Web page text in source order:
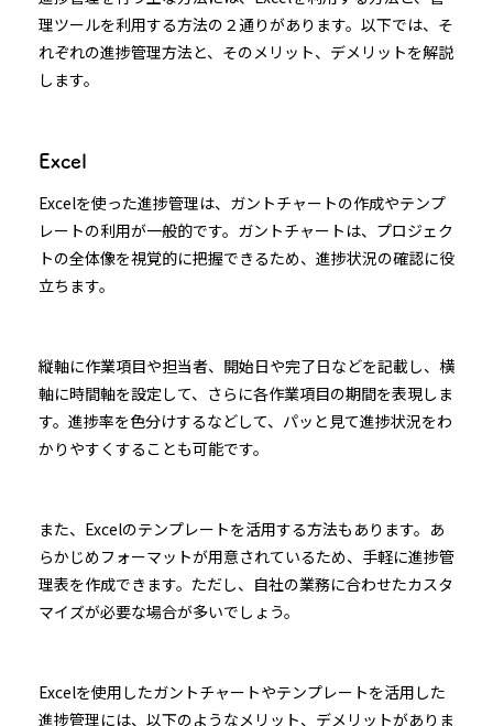
理ツールを利用する方法の２通りがあります。以下では、そ
れぞれの進捗管理方法と、そのメリット、デメリットを解説
します。
Excel
Excelを使った進捗管理は、ガントチャートの作成やテンプ
レートの利用が一般的です。ガントチャートは、プロジェク
トの全体像を視覚的に把握できるため、進捗状況の確認に役
立ちます。
縦軸に作業項目や担当者、開始日や完了日などを記載し、横
軸に時間軸を設定して、さらに各作業項目の期間を表現しま
す。進捗率を色分けするなどして、パッと見て進捗状況をわ
かりやすくすることも可能です。
また、Excelのテンプレートを活用する方法もあります。あ
らかじめフォーマットが用意されているため、手軽に進捗管
理表を作成できます。ただし、自社の業務に合わせたカスタ
マイズが必要な場合が多いでしょう。
Excelを使用したガントチャートやテンプレートを活用した
進捗管理には、以下のようなメリット、デメリットがありま